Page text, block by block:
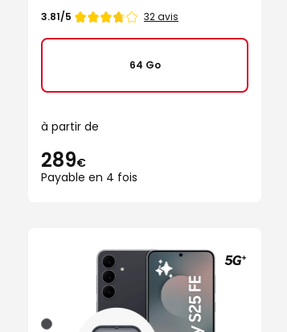
Note
3.81/5 32 avis
64 Go
à partir de
289€
Payable en 4 fois
Noir
absolu